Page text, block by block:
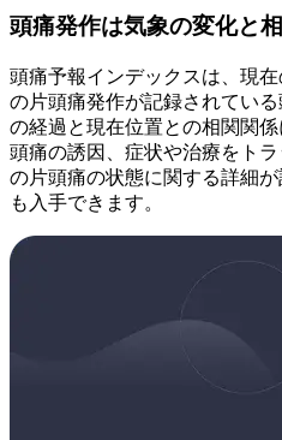
頭痛発作は気象の変化と
頭痛予報インデックスは、現
の片頭痛発作が記録されてい
の経過と現在位置との相関関
頭痛の誘因、症状や治療をト
の片頭痛の状態に関する詳細
も入手できます。